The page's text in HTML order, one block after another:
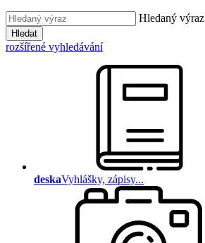
Hledaný výraz
Hledat
rozšířené vyhledávání
deskaVyhlášky, zápisy...